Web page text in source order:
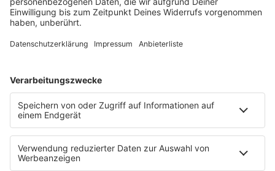
Küche im Radio. Starkoch Nelson Müller lädt uns
exklusiv in seinen Kitchen Club ein. Ab sofort versorgt
Nachkochen oder Nachkochen lassen. Nelson nimmt